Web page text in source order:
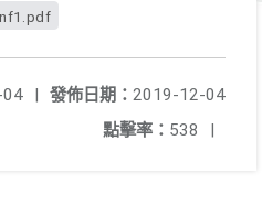
發佈日期： 2019-12-04
|
點擊率： 538 |